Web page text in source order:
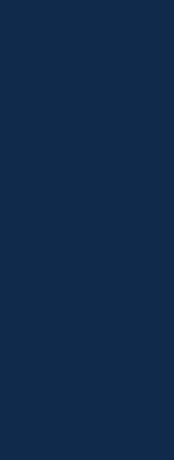
之中包括了我們的